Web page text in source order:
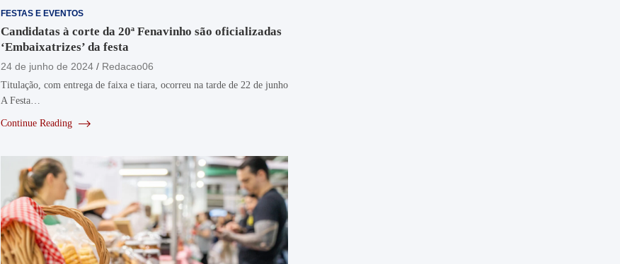
FESTAS E EVENTOS
Candidatas à corte da 20ª Fenavinho são oficializadas
‘Embaixatrizes’ da festa
24 de junho de 2024 Redacao06
Titulação, com entrega de faixa e tiara, ocorreu na tarde de 22 de junho
A Festa…
Continue Reading